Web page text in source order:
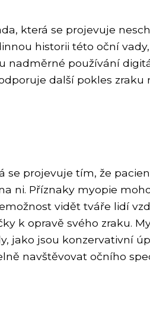
která se projevuje
historii této oční
nadměrné používání
další pokles
projevuje tím, že
ni. Příznaky myopie
vidět tváře lidí
k opravě svého zraku.
jako jsou konzervativní
navštěvovat očního